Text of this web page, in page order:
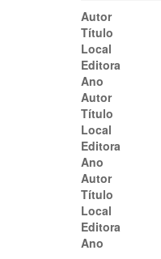
Autor
Título
Local
Editora
Ano
Autor
Título
Local
Editora
Ano
Autor
Título
Local
Editora
Ano